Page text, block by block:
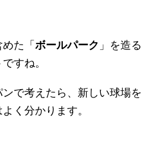
た「 ボールパーク 」を造る
すね。
で考えたら、新しい球場を
く分かります。